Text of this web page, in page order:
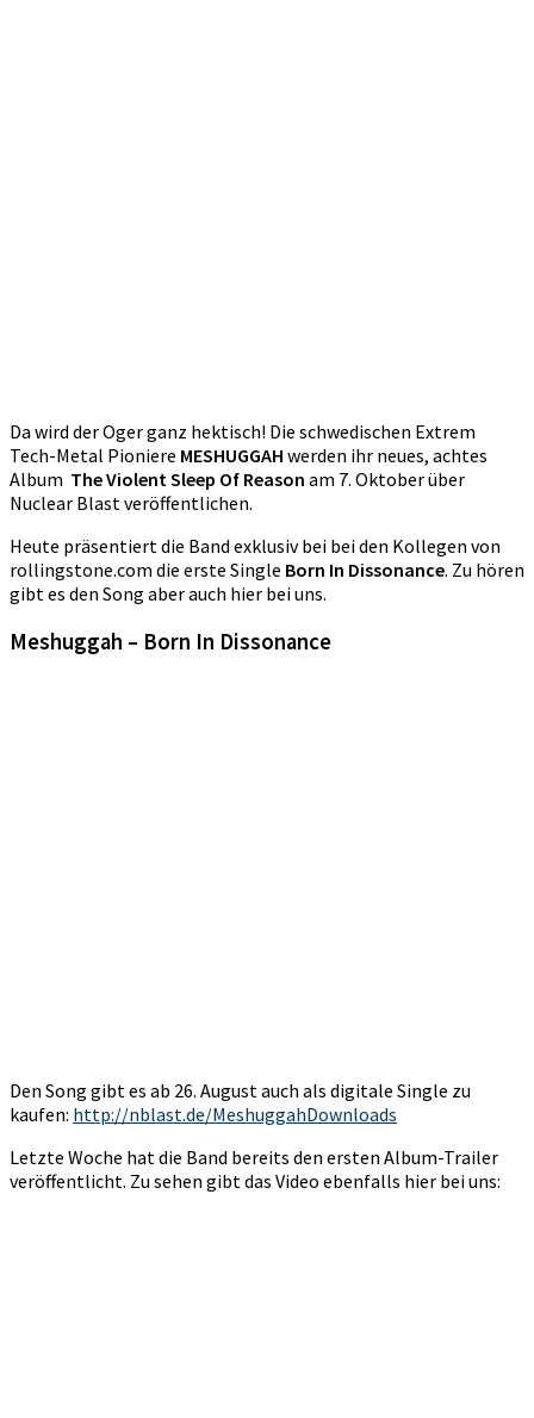
Da wird der Oger ganz hektisch! Die schwedischen Extrem
Tech-Metal Pioniere MESHUGGAH werden ihr neues, achtes
Album The Violent Sleep Of Reason am 7. Oktober über
Nuclear Blast veröffentlichen.
Heute präsentiert die Band exklusiv bei bei den Kollegen von
rollingstone.com die erste Single Born In Dissonance. Zu hören
gibt es den Song aber auch hier bei uns.
Meshuggah – Born In Dissonance
Den Song gibt es ab 26. August auch als digitale Single zu
kaufen: http://nblast.de/MeshuggahDownloads
Letzte Woche hat die Band bereits den ersten Album-Trailer
veröffentlicht. Zu sehen gibt das Video ebenfalls hier bei uns: